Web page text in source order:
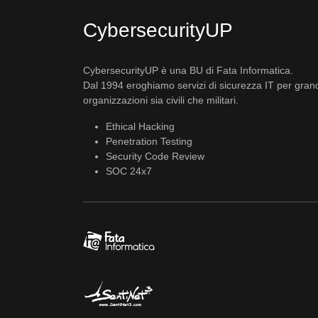
CybersecurityUP
CybersecurityUP è una BU di Fata Informatica.
Dal 1994 eroghiamo servizi di sicurezza IT per
organizzazioni sia civili che militari.
Ethical Hacking
Penetration Testing
Security Code Review
SOC 24x7